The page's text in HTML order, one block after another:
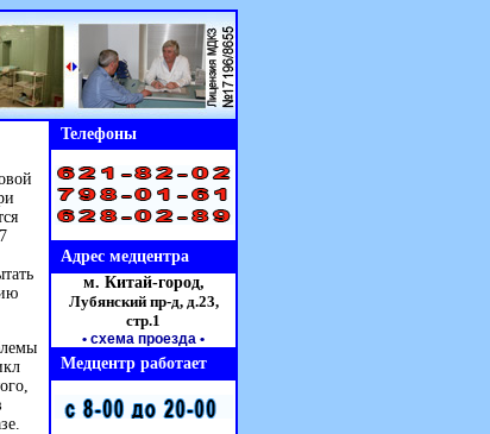
Телефоны
Адрес медцентра
м. Китай-город,
Лубянский пр-д, д.23,
стр.1
• схема проезда •
Медцентр работает